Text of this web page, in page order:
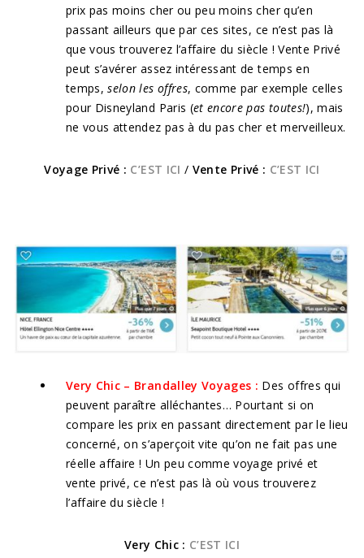
prix pas moins cher ou peu moins cher qu’en
passant ailleurs que par ces sites, ce n’est pas là
que vous trouverez l’affaire du siècle ! Vente Privé
peut s’avérer assez intéressant de temps en
temps,selon les offres, comme par exemple celles
pour Disneyland Paris (et encore pas toutes!), mais
ne vous attendez pas à du pas cher et merveilleux.
Voyage Privé : C’EST ICI / Vente Privé : C’EST ICI
Very Chic – Brandalley Voyages : Des offres qui
peuvent paraître alléchantes… Pourtant si on
compare les prix en passant directement par le lieu
concerné, on s’aperçoit vite qu’on ne fait pas une
réelle affaire ! Un peu comme voyage privé et
vente privé, ce n’est pas là où vous trouverez
l’affaire du siècle !
Very Chic : C’EST ICI